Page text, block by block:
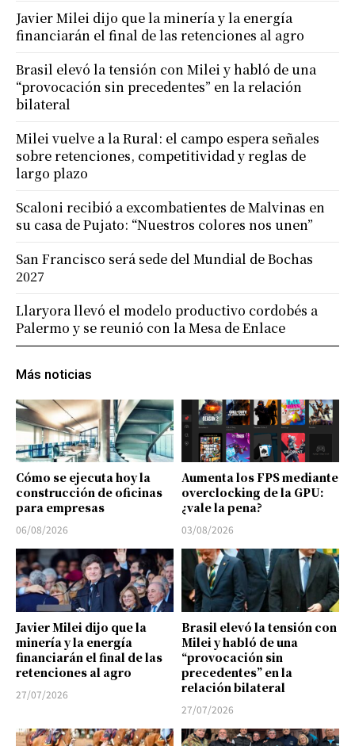
Más noticias
Cómo se ejecuta hoy la
construcción de oficinas
para empresas
06/08/2026
Aumenta los FPS mediante
overclocking de la GPU:
¿vale la pena?
03/08/2026
Javier Milei dijo que la
minería y la energía
financiarán el final de las
retenciones al agro
27/07/2026
Brasil elevó la tensión con
Milei y habló de una
“provocación sin
precedentes” en la
relación bilateral
27/07/2026
Javier Milei dijo que la minería y la energía
financiarán el final de las retenciones al agro
Brasil elevó la tensión con Milei y habló de una
“provocación sin precedentes” en la relación
bilateral
Milei vuelve a la Rural: el campo espera señales
sobre retenciones, competitividad y reglas de
largo plazo
Scaloni recibió a excombatientes de Malvinas en
su casa de Pujato: “Nuestros colores nos unen”
San Francisco será sede del Mundial de Bochas
2027
Llaryora llevó el modelo productivo cordobés a
Palermo y se reunió con la Mesa de Enlace